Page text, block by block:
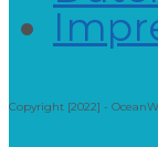
Copyright [2022] -